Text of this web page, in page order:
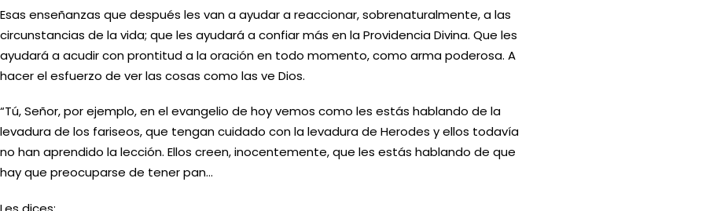
Esas enseñanzas que después les van a ayudar a reaccionar, sobrenaturalmente, a las
circunstancias de la vida; que les ayudará a confiar más en la Providencia Divina. Que les
ayudará a acudir con prontitud a la oración en todo momento, como arma poderosa. A
hacer el esfuerzo de ver las cosas como las ve Dios.
“Tú, Señor, por ejemplo, en el evangelio de hoy vemos como les estás hablando de la
levadura de los fariseos, que tengan cuidado con la levadura de Herodes y ellos todavía
no han aprendido la lección. Ellos creen, inocentemente, que les estás hablando de que
hay que preocuparse de tener pan…